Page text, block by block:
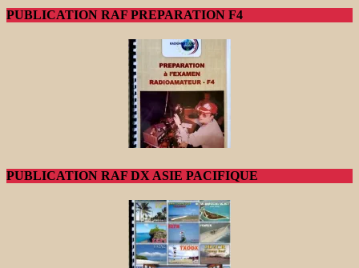
PUBLICATION RAF PREPARATION F4
PUBLICATION RAF DX ASIE PACIFIQUE